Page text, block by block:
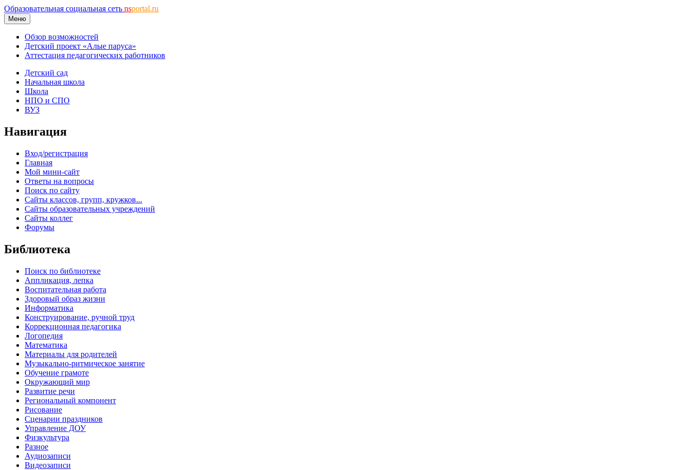
Образовательная социальная сеть nsportal.ru
Меню
Обзор возможностей
Детский проект «Алые паруса»
Аттестация педагогических работников
Детский сад
Начальная школа
Школа
НПО и СПО
ВУЗ
Навигация
Вход/регистрация
Главная
Мой мини-сайт
Ответы на вопросы
Поиск по сайту
Сайты классов, групп, кружков...
Сайты образовательных учреждений
Сайты коллег
Форумы
Библиотека
Поиск по библиотеке
Аппликация, лепка
Воспитательная работа
Здоровый образ жизни
Информатика
Конструирование, ручной труд
Коррекционная педагогика
Логопедия
Математика
Материалы для родителей
Музыкально-ритмическое занятие
Обучение грамоте
Окружающий мир
Развитие речи
Региональный компонент
Рисование
Сценарии праздников
Управление ДОУ
Физкультура
Разное
Аудиозаписи
Видеозаписи